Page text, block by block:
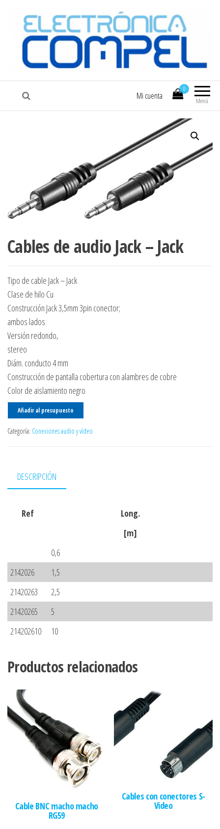
COMPEL Electrónica COMPEL
Menú
0
Mi cuenta
Cables de audio Jack – Jack
Tipo de cable Jack – Jack
Clase de hilo Cu
Construcción Jack 3,5mm 3pin conector;
ambos lados
Versión redondo,
stereo
Diám. conducto 4 mm
Construcción de pantalla cobertura con alambres de cobre
Color de aislamiento negro
Añadir al presupuesto
Categoría: Conexiones audio y vídeo
DESCRIPCIÓN
Ref
Long.
[m]
0,6
2142026
1,5
21420263
2,5
21420265
5
214202610
10
Productos relacionados
Cable BNC macho macho
RG59
Cables con conectores S-
Video